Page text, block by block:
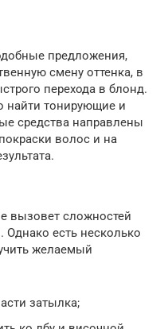
предложения,
смену оттенка, в
перехода в блонд.
найти тонирующие и
средства направлены
волос и на
вызовет сложностей
есть несколько
желаемый
затылка;